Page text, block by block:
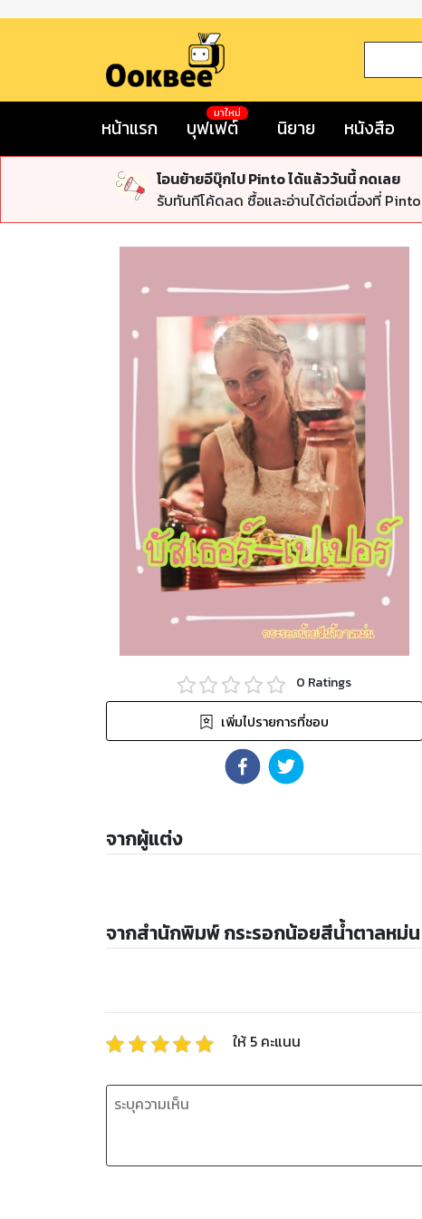
หน้าแรก บุฟเฟต์
มาใหม่
นิยาย หนังสือ
โอนย้ายอีบุ๊กไป Pinto ได้แล้ววันนี้ กดเลย
รับทันทีโค้ดลด ซื้อและอ่านได้ต่อเนื่องที่ Pinto
0 Ratings
เพิ่มไปรายการที่ชอบ
จากผู้แต่ง
จากสำนักพิมพ์ กระรอกน้อยสีน้ำตาลหม่น
ให้ 5 คะแนน